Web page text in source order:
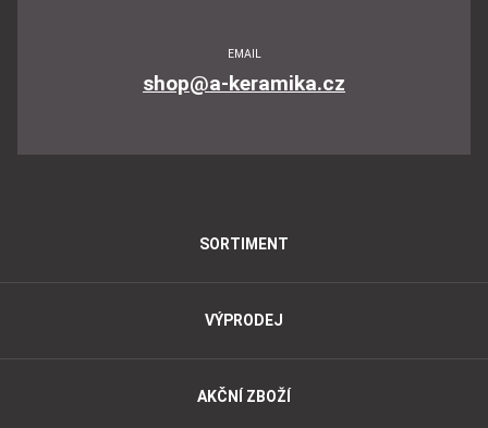
EMAIL
shop@a-keramika.cz
SORTIMENT
VÝPRODEJ
AKČNÍ ZBOŽÍ